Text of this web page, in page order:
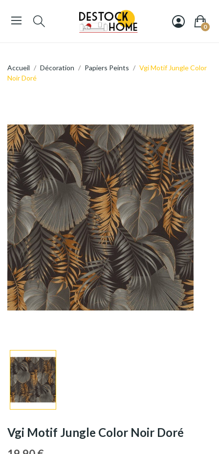
0
Accueil Décoration Papiers Peints
Vgi Motif Jungle Color
Noir Doré
Vgi Motif Jungle Color Noir Doré